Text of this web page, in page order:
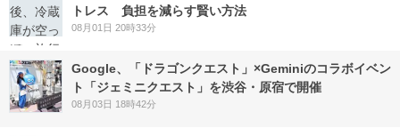
トレス 負担を減らす賢い方法
08月01日 20時33分
Google、「ドラゴンクエスト」×Geminiのコラボイベン
ト「ジェミニクエスト」を渋谷・原宿で開催
08月03日 18時42分